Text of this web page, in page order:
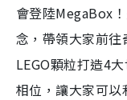
會登陸MegaBox
念，帶領大家前
LEGO顆粒打造4
相位，讓大家可以